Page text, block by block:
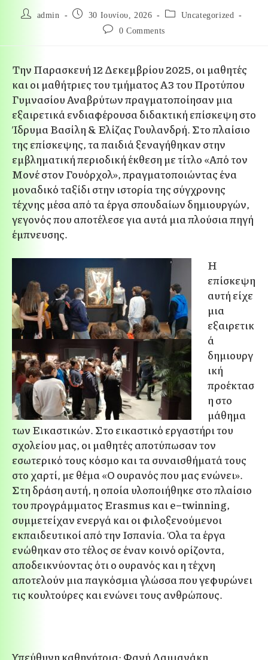
admin 30 Ιουνίου, 2026
Uncategorized
0 Comments
Την Παρασκευή 12 Δεκεμβρίου 2025, οι μαθητές
και οι μαθήτριες του τμήματος Α3 του Προτύπου
Γυμνασίου Αναβρύτων πραγματοποίησαν μια
εξαιρετικά ενδιαφέρουσα διδακτική επίσκεψη στο
Ίδρυμα Βασίλη & Ελίζας Γουλανδρή. Στο πλαίσιο
της επίσκεψης, τα παιδιά ξεναγήθηκαν στην
εμβληματική περιοδική έκθεση με τίτλο«Από τον
Μονέ στον Γουόρχολ», πραγματοποιώντας ένα
μοναδικό ταξίδι στην ιστορία της σύγχρονης
τέχνης μέσα από τα έργα σπουδαίων δημιουργών,
γεγονός που αποτέλεσε για αυτά μια πλούσια πηγή
έμπνευσης.
Η
επίσκεψη
αυτή είχε
μια
εξαιρετικ
ά
δημιουργ
ική
προέκτασ
η στο
μάθημα
των Εικαστικών. Στο εικαστικό εργαστήρι του
σχολείου μας, οι μαθητές αποτύπωσαν τον
εσωτερικό τους κόσμο και τα συναισθήματά τους
στο χαρτί, με θέμα«Ο ουρανός που μας ενώνει».
Στη δράση αυτή, η οποία υλοποιήθηκε στο πλαίσιο
του προγράμματοςErasmus καιe–twinning,
συμμετείχαν ενεργά και οι φιλοξενούμενοι
εκπαιδευτικοί από την Ισπανία. Όλα τα έργα
ενώθηκαν στο τέλος σε έναν κοινό ορίζοντα,
αποδεικνύοντας ότι ο ουρανός και η τέχνη
αποτελούν μια παγκόσμια γλώσσα που γεφυρώνει
τις κουλτούρες και ενώνει τους ανθρώπους.